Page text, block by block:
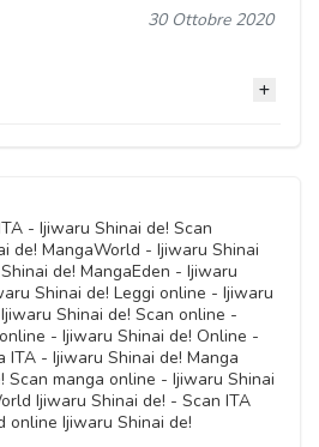
30 Ottobre 2020
30 Ottobre 2020
30 Ottobre 2020
- Ijiwaru Shinai de! Scan
de! MangaWorld - Ijiwaru Shinai
de! MangaEden - Ijiwaru
Shinai de! Leggi online - Ijiwaru
Shinai de! Scan online -
- Ijiwaru Shinai de! Online -
ITA - Ijiwaru Shinai de! Manga
Scan manga online - Ijiwaru Shinai
Ijiwaru Shinai de! - Scan ITA
online Ijiwaru Shinai de!